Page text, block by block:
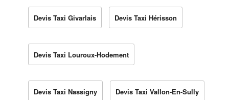
Devis Taxi Givarlais Devis Taxi Hérisson
Devis Taxi Louroux-Hodement
Devis Taxi Nassigny Devis Taxi Vallon-En-Sully